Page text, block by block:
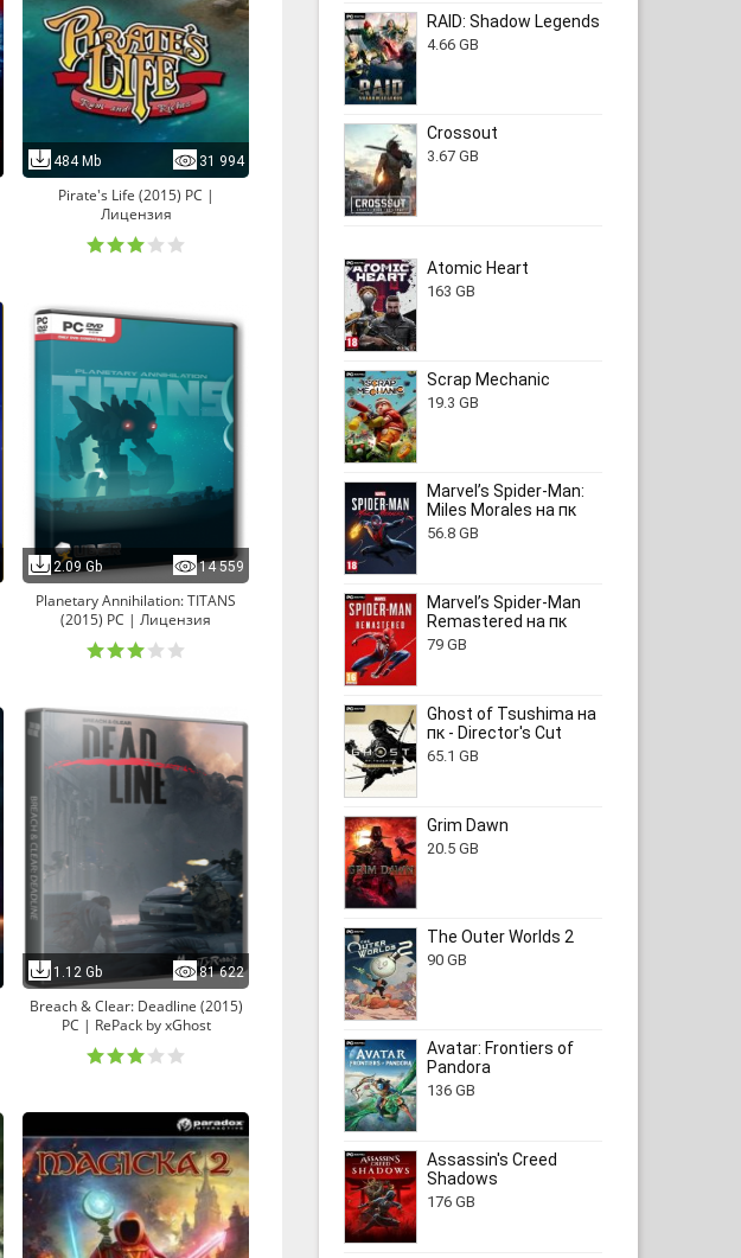
484 Mb 31 994
Pirate's Life (2015) PC |
Лицензия
2.09 Gb 14 559
Planetary Annihilation: TITANS
(2015) PC | Лицензия
1.12 Gb 81 622
Breach & Clear: Deadline (2015)
PC | RePack by xGhost
RAID: Shadow Legends
4.66 GB
Crossout
3.67 GB
Atomic Heart
163 GB
Scrap Mechanic
19.3 GB
Marvel’s Spider-Man:
Miles Morales на пк
56.8 GB
Marvel’s Spider-Man
Remastered на пк
79 GB
Ghost of Tsushima на
пк - Director's Cut
65.1 GB
Grim Dawn
20.5 GB
The Outer Worlds 2
90 GB
Avatar: Frontiers of
Pandora
136 GB
Assassin's Creed
Shadows
176 GB